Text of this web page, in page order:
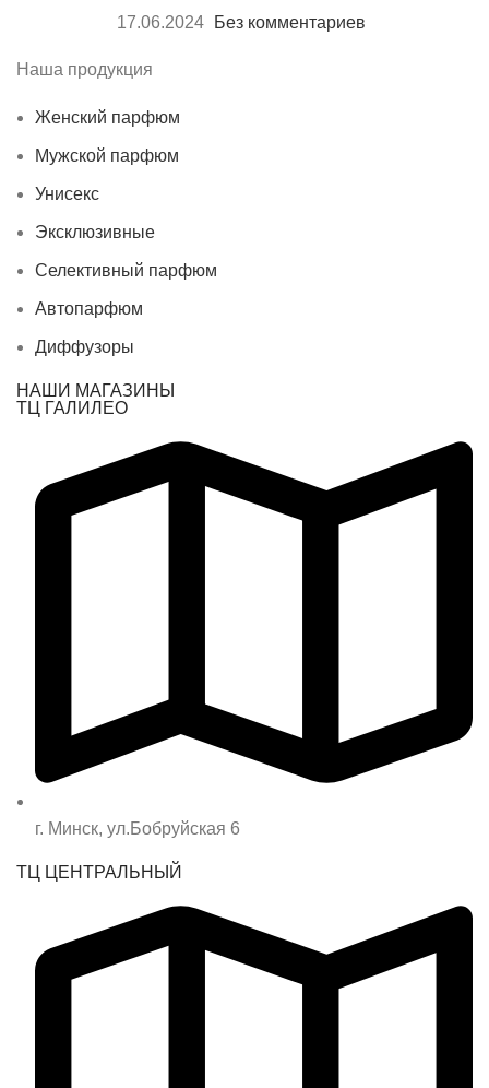
17.06.2024
Без комментариев
Наша продукция
Женский парфюм
Мужской парфюм
Унисекс
Эксклюзивные
Селективный парфюм
Автопарфюм
Диффузоры
НАШИ МАГАЗИНЫ
ТЦ ГАЛИЛЕО
г. Минск, ул.Бобруйская 6
ТЦ ЦЕНТРАЛЬНЫЙ